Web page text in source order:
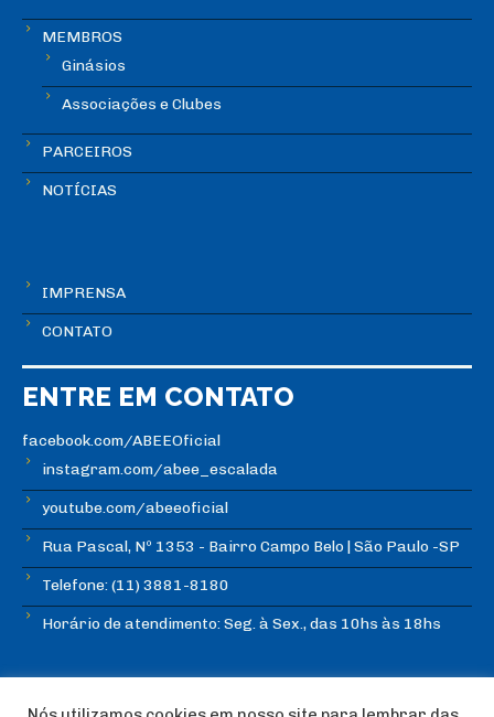
MEMBROS
Ginásios
Associações e Clubes
PARCEIROS
NOTÍCIAS
IMPRENSA
CONTATO
ENTRE EM CONTATO
facebook.com/ABEEOficial
instagram.com/abee_escalada
youtube.com/abeeoficial
Rua Pascal, Nº 1353 - Bairro Campo Belo | São Paulo -SP
Telefone: (11) 3881-8180
Horário de atendimento: Seg. à Sex., das 10hs às 18hs